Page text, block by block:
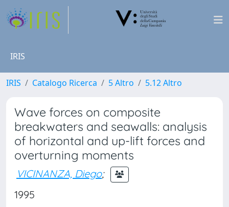
IRIS
IRIS Catalogo Ricerca 5 Altro 5.12 Altro
Wave forces on composite
breakwaters and seawalls: analysis
of horizontal and up-lift forces and
overturning moments
VICINANZA, Diego;
1995